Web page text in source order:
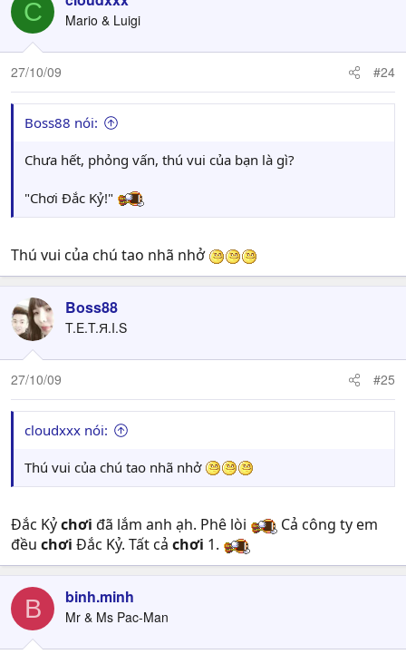
C Mario & Luigi
27/10/09 #24
Boss88 nói:
Chưa hết, phỏng vấn, thú vui của bạn là gì?
"Chơi Đắc Kỷ!"
Thú vui của chú tao nhã nhở
Boss88
T.E.T.Я.I.S
27/10/09 #25
cloudxxx nói:
Thú vui của chú tao nhã nhở
Đắc Kỷchơi đã lắm anh ạh. Phê lòi
Cả công ty em
đều chơi Đắc Kỷ. Tất cả chơi 1.
B binh.minh
Mr & Ms Pac-Man